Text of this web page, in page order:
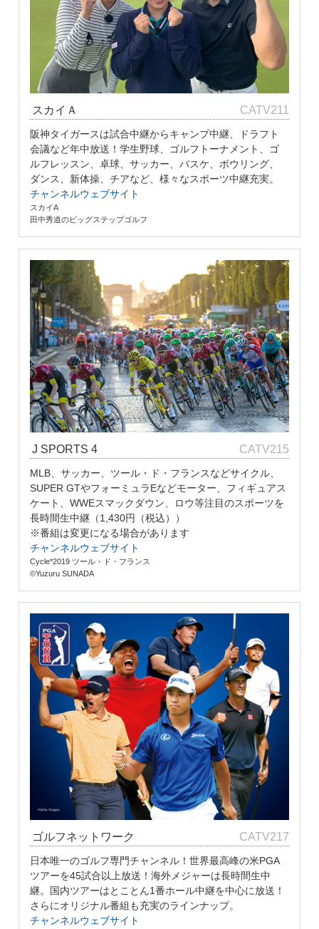
スカイＡ CATV211
阪神タイガースは試合中継からキャンプ中継、ドラフト
会議など年中放送！学生野球、ゴルフトーナメント、ゴ
ルフレッスン、卓球、サッカー、バスケ、ボウリング、
ダンス、新体操、チアなど、様々なスポーツ中継充実。
チャンネルウェブサイト
スカイA
田中秀道のビッグステップゴルフ
J SPORTS 4 CATV215
MLB、サッカー、ツール・ド・フランスなどサイクル、
SUPER GTやフォーミュラEなどモーター、フィギュアス
ケート、WWEスマックダウン、ロウ等注目のスポーツを
長時間生中継（1,430円（税込））
※番組は変更になる場合があります
チャンネルウェブサイト
Cycle*2019 ツール・ド・フランス
©Yuzuru SUNADA
ゴルフネットワーク CATV217
日本唯一のゴルフ専門チャンネル！世界最高峰の米PGA
ツアーを45試合以上放送！海外メジャーは長時間生中
継。国内ツアーはとことん1番ホール中継を中心に放送！
さらにオリジナル番組も充実のラインナップ。
チャンネルウェブサイト